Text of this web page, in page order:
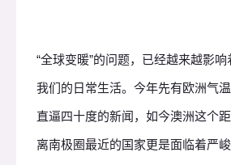
“全球变暖”的问题，已经越来越影响
我们的日常生活。今年先有欧洲气温
直逼四十度的新闻，如今澳洲这个距
离南极圈最近的国家更是面临着严峻